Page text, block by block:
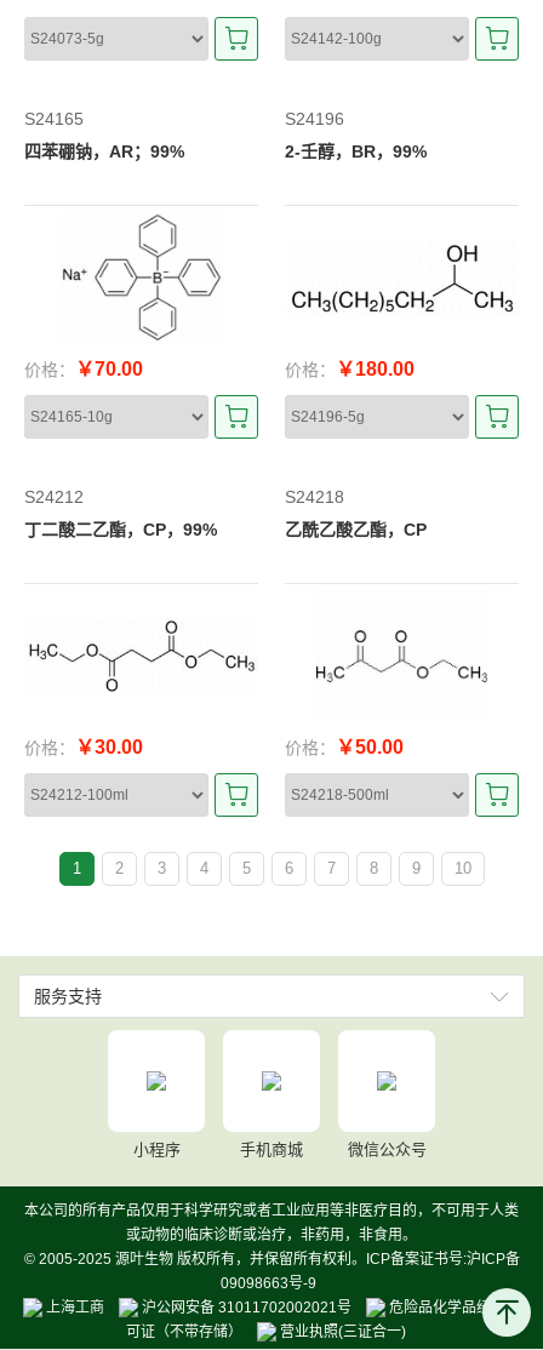
S24165
四苯硼钠，AR；99%
价格： ￥70.00
S24196
2-壬醇，BR，99%
价格： ￥180.00
S24212
丁二酸二乙酯，CP，99%
价格： ￥30.00
S24218
乙酰乙酸乙酯，CP
价格： ￥50.00
1 2 3 4 5 6 7 8 9 10
服务支持
小程序 手机商城 微信公众号
本公司的所有产品仅用于科学研究或者工业应用等非医疗目的，不可用于人类
或动物的临床诊断或治疗，非药用，非食用。
© 2005-2025 源叶生物 版权所有，并保留所有权利。ICP备案证书号:沪ICP备
09098663号-9
上海工商
沪公网安备 31011702002021号
危险品化学品经营许
可证（不带存储）
营业执照(三证合一)